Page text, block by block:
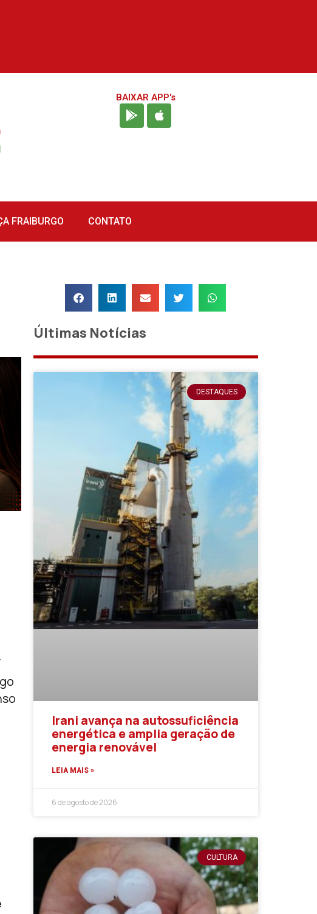
BAIXAR APP's
FRAIBURGO CONTATO
Últimas Notícias
DESTAQUES
Irani avança na autossuficiência
energética e amplia geração de
energia renovável
LEIA MAIS »
6 de agosto de 2026
CULTURA